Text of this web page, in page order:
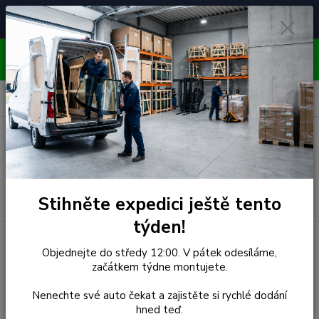
🚘
Čelní skla pro
unikátní vozy
📞
Poradenství
ZDARMA
⭐ 4.7/5 (50 recenzí)
OBJEDNÁVEJTE DO STŘEDY 12:00 - KAŽDÝ PÁTEK
EXPEDUJEME!!
Menu
Hledat
0 ks
za 0,00 Kč
(r.2004-)
Čelní Sklo - SUZUKI
Stihněte expedici ještě tento
týden!
Objednejte do středy 12:00. V pátek odesíláme,
začátkem týdne montujete.
Nenechte své auto čekat a zajistěte si rychlé dodání
hned teď.